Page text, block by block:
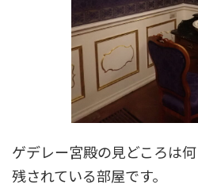
ゲデレー宮殿の見どころは
残されている部屋です。